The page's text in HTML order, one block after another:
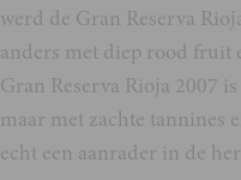
werd de Gran Reserva
anders met diep rood fruit
Gran Reserva Rioja 2007
maar met zachte tannines
echt een aanrader in de